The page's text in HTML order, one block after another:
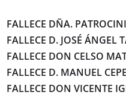
FALLECE DÑA.
FALLECE D. JOSÉ ÁNGEL
FALLECE DON CELSO
FALLECE D. MANUEL
FALLECE DON VICENTE